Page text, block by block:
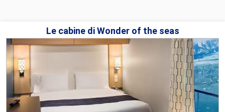
Le cabine di Wonder of the seas